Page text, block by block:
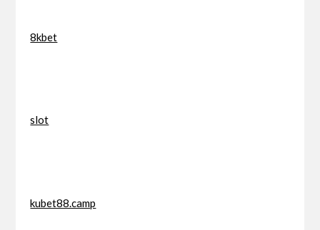
8kbet
slot
kubet88.camp